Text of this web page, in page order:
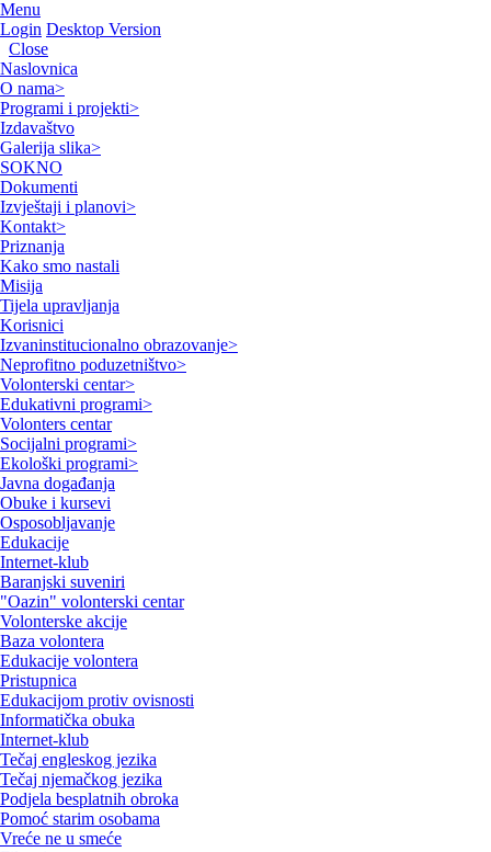
Menu
Login Desktop Version
Close
Naslovnica
O nama>
Programi i projekti>
Izdavaštvo
Galerija slika>
SOKNO
Dokumenti
Izvještaji i planovi>
Kontakt>
Priznanja
Kako smo nastali
Misija
Tijela upravljanja
Korisnici
Izvaninstitucionalno obrazovanje>
Neprofitno poduzetništvo>
Volonterski centar>
Edukativni programi>
Volonters centar
Socijalni programi>
Ekološki programi>
Javna događanja
Obuke i kursevi
Osposobljavanje
Edukacije
Internet-klub
Baranjski suveniri
"Oazin" volonterski centar
Volonterske akcije
Baza volontera
Edukacije volontera
Pristupnica
Edukacijom protiv ovisnosti
Informatička obuka
Internet-klub
Tečaj engleskog jezika
Tečaj njemačkog jezika
Podjela besplatnih obroka
Pomoć starim osobama
Vreće ne u smeće